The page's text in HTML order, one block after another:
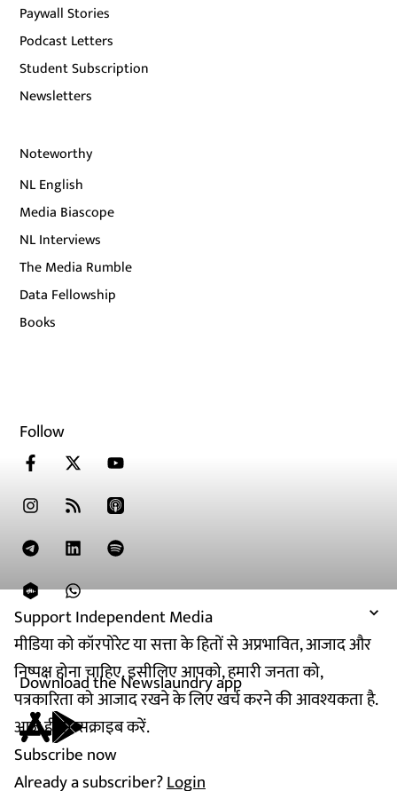
Support Independent Media
मीडिया को कॉरपोरेट या सत्ता के हितों से अप्रभावित, आजाद और
निष्पक्ष होना चाहिए. इसीलिए आपको, हमारी जनता को,
पत्रकारिता को आजाद रखने के लिए खर्च करने की आवश्यकता है.
आज ही सब्सक्राइब करें.
Subscribe now
Already a subscriber?Login
Paywall Stories
Podcast Letters
Student Subscription
Newsletters
Noteworthy
NL English
Media Biascope
NL Interviews
The Media Rumble
Data Fellowship
Books
Follow
Download the Newslaundry app